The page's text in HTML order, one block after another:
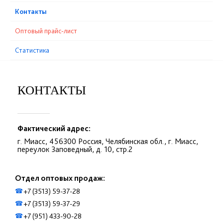
Контакты
Оптовый прайс-лист
Статистика
КОНТАКТЫ
Фактический адрес:
г. Миасс, 456300 Россия, Челябинская обл., г. Миасс,
переулок Заповедный, д. 10, стр.2
Отдел оптовых продаж:
☎+7 (3513) 59-37-28
☎+7 (3513) 59-37-29
☎+7 (951) 433-90-28